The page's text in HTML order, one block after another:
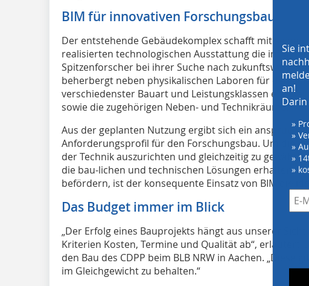
BIM für innovativen Forschungsbau
Der entstehende Gebäudekomplex schafft mit seiner
realisierten technologischen Ausstattung die
Spitzenforscher bei ihrer Suche nach
beherbergt neben physikalischen Laboren für den
verschiedenster Bauart und Leistungsklassen
sowie die zugehörigen Neben- und Technikräume.
Aus der geplanten Nutzung ergibt sich ein
Anforderungsprofil für den Forschungsbau. Um die
der Technik auszurichten und gleichzeitig zu
die bau-lichen und technischen Lösungen erhalten,
befördern, ist der konsequente Einsatz von BIM die
Das Budget immer im Blick
„Der Erfolg eines Bauprojekts hängt aus unserer
Kriterien Kosten, Termine und Qualität ab“, erläutert
den Bau des CDPP beim BLB NRW in Aachen. „Diese
im Gleichgewicht zu behalten.“
Sie
an!
»
»
»
»
»